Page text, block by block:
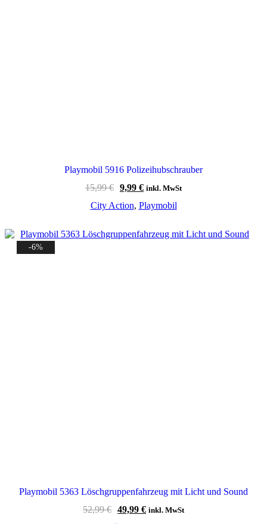
Playmobil 5916 Polizeihubschrauber
15,99€ Ursprünglicher
war:
9,99 €Aktueller
ist:
inkl. MwSt
City Action, Playmobil
-6%
Playmobil 5363 Löschgruppenfahrzeug mit Licht und Sound
52,99€ Ursprünglicher
49,99 €Aktueller
inkl. MwSt